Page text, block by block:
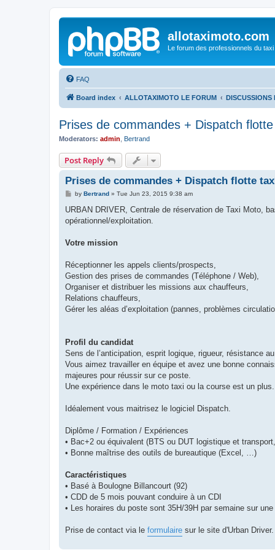
allotaximoto.com
Le forum des professionnels du taxi
FAQ
Board index ALLOTAXIMOTO LE FORUM DISCUSSIONS
Prises de commandes + Dispatch
Moderators: admin Bertrand
Post Reply
Prises de commandes + Dispatch flotte
P
s
by Bertrand» Tue Jun 23, 2015 9:38 am
URBAN DRIVER, Centrale de réservation de Taxi Moto,
opérationnel/exploitation.
Votre mission
Réceptionner les appels clients/prospects,
Gestion des prises de commandes (Téléphone / Web),
Organiser et distribuer les missions aux chauffeurs,
Relations chauffeurs,
Gérer les aléas d’exploitation (pannes, problèmes
Profil du candidat
Sens de l’anticipation, esprit logique, rigueur, résistance
Vous aimez travailler en équipe et avez une bonne
majeures pour réussir sur ce poste.
Une expérience dans le moto taxi ou la course est un plus.
Idéalement vous maitrisez le logiciel Dispatch.
Diplôme / Formation / Expériences
• Bac+2 ou équivalent (BTS ou DUT logistique et
• Bonne maîtrise des outils de bureautique (Excel, …)
Caractéristiques
• Basé à Boulogne Billancourt (92)
• CDD de 5 mois pouvant conduire à un CDI
• Les horaires du poste sont 35H/39H par semaine sur
Prise de contact via le formulaire sur le site d'Urban Driver.